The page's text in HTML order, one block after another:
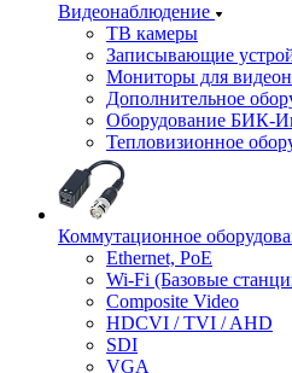
Видеонаблюдение
ТВ камеры
Записывающие
Мониторы для
Дополнительное
Оборудование БИК-
Тепловизионное
Коммутационное
Ethernet, PoE
Wi-Fi (Базовые
Composite Video
HDCVI / TVI / AHD
SDI
VGA